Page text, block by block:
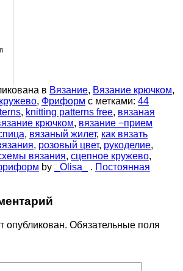
в Вязание, Вязание крючком,
, Фриформ с метками: 44
, knitting patterns free, вязаная
крючком, вязание −прием
, вязаный жилет, как вязать
, розовый цвет, рукоделие,
вязания, сцепное кружево,
by _Olisa_ . Постоянная
опубликован. Обязательные поля